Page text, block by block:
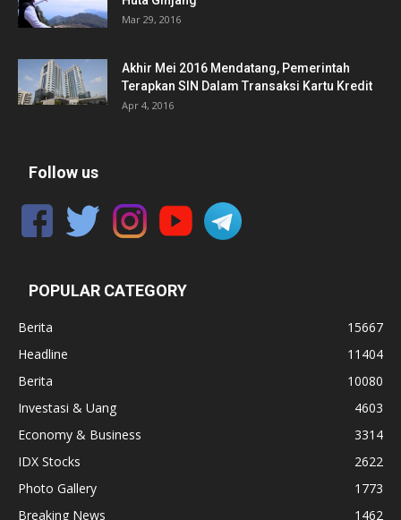
Mar 29, 2016
Akhir Mei 2016 Mendatang, Pemerintah
Terapkan SIN Dalam Transaksi Kartu Kredit
Apr 4, 2016
Follow us
POPULAR CATEGORY
Berita
15667
Headline
11404
Berita
10080
Investasi & Uang
4603
Economy & Business
3314
IDX Stocks
2622
Photo Gallery
1773
Breaking News
1462